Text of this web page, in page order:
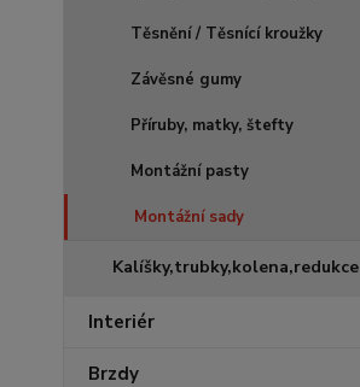
Těsnění / Těsnící kroužky
Závěsné gumy
Příruby, matky, štefty
Montážní pasty
Montážní sady
Kalíšky,trubky,kolena,redukce
Interiér
Brzdy